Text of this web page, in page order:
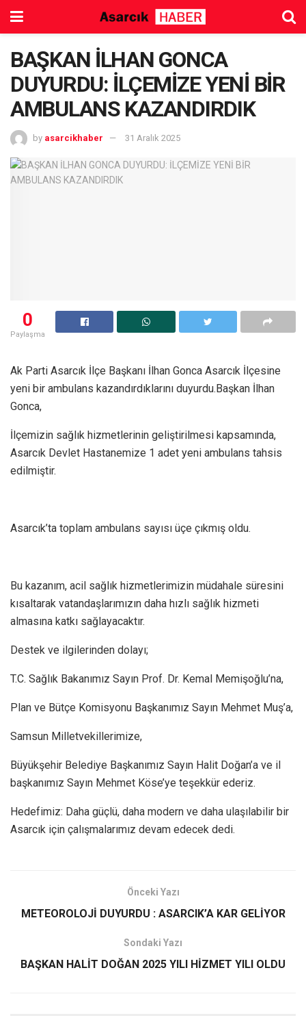
BAŞKAN İLHAN GONCA
DUYURDU: İLÇEMİZE YENİ BİR
AMBULANS KAZANDIRDIK
by asarcikhaber 31 Aralık 2025
0
Paylaşma
Ak Parti Asarcık İlçe Başkanı İlhan Gonca Asarcık İlçesine
yeni bir ambulans kazandırdıklarını duyurdu.Başkan İlhan
Gonca,
İlçemizin sağlık hizmetlerinin geliştirilmesi kapsamında,
Asarcık Devlet Hastanemize 1 adet yeni ambulans tahsis
edilmiştir.
Asarcık’ta toplam ambulans sayısı üçe çıkmış oldu.
Bu kazanım, acil sağlık hizmetlerimizin müdahale süresini
kısaltarak vatandaşlarımızın daha hızlı sağlık hizmeti
almasına katkı sağlayacaktır.
Destek ve ilgilerinden dolayı;
T.C. Sağlık Bakanımız Sayın Prof. Dr. Kemal Memişoğlu’na,
Plan ve Bütçe Komisyonu Başkanımız Sayın Mehmet Muş’a,
Samsun Milletvekillerimize,
Büyükşehir Belediye Başkanımız Sayın Halit Doğan’a ve il
başkanımız Sayın Mehmet Köse’ye teşekkür ederiz.
Hedefimiz: Daha güçlü, daha modern ve daha ulaşılabilir bir
Asarcık için çalışmalarımız devam edecek dedi.
Önceki Yazı
METEOROLOJİ DUYURDU : ASARCIK’A KAR GELİYOR
Sondaki Yazı
BAŞKAN HALİT DOĞAN 2025 YILI HİZMET YILI OLDU